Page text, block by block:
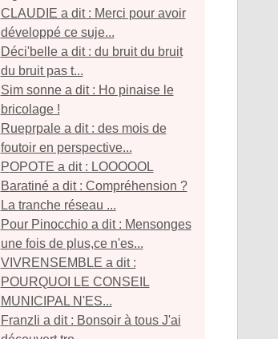
CLAUDIE a dit : Merci pour avoir
développé ce suje...
déci'belle a dit : du bruit du bruit
du bruit pas t...
sim sonne a dit : Ho pinaise le
bricolage !
rueprpale a dit : des mois de
foutoir en perspective...
POPOTE a dit : LOOOOOL
baratiné a dit : Compréhension ?
La tranche réseau ...
Pour Pinocchio a dit : Mensonges
une fois de plus,ce n'es...
VIVRENSEMBLE a dit :
POURQUOI LE CONSEIL
MUNICIPAL N'ES...
franzIi a dit : Bonsoir à tous J'ai